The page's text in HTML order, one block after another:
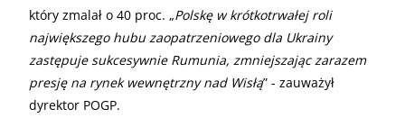
który zmalał o 40 proc. „Polskę w krótkotrwałej roli
największego hubu zaopatrzeniowego dla Ukrainy
zastępuje sukcesywnie Rumunia, zmniejszając zarazem
presję na rynek wewnętrzny nad Wisłą” - zauważył
dyrektor POGP.